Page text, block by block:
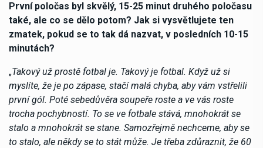
První poločas byl skvělý, 15-25 minut druhého poločasu
také, ale co se dělo potom? Jak si vysvětlujete ten
zmatek, pokud se to tak dá nazvat, v posledních 10-15
minutách?
„Takový už prostě fotbal je. Takový je fotbal. Když už si
myslíte, že je po zápase, stačí malá chyba, aby vám vstřelili
první gól. Poté sebedůvěra soupeře roste a ve vás roste
trocha pochybností. To se ve fotbale stává, mnohokrát se
stalo a mnohokrát se stane. Samozřejmě nechceme, aby se
to stalo, ale někdy se to stát může. Je třeba zdůraznit, že 60